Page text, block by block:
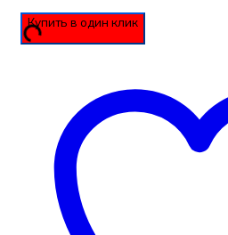
Купить в один клик